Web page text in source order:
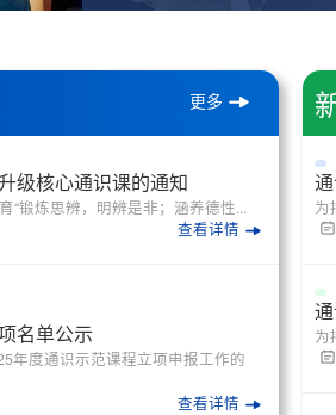
级核心通识课的通知
“锻炼思辨，明辨是非；涵养德性...
查看详情
名单公示
年度通识示范课程立项申报工作的
查看详情
更多
为
为